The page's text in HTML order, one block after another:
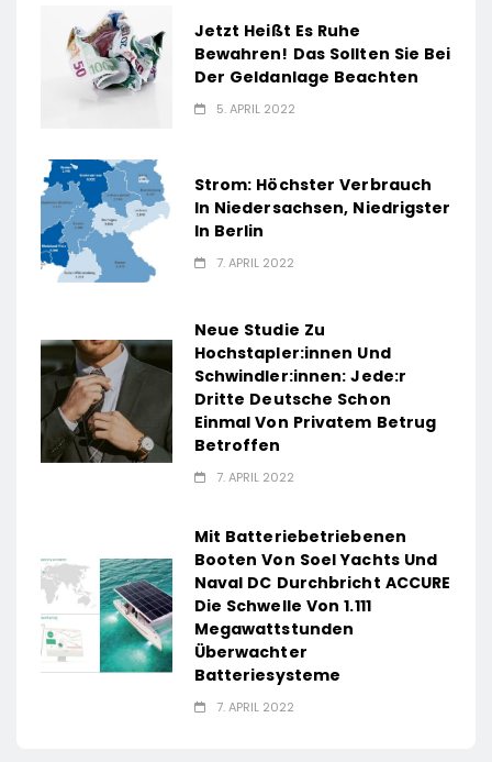
Jetzt Heißt Es Ruhe
Bewahren! Das Sollten Sie Bei
Der Geldanlage Beachten
5. APRIL 2022
Strom: Höchster Verbrauch
In Niedersachsen, Niedrigster
In Berlin
7. APRIL 2022
Neue Studie Zu
Hochstapler:innen Und
Schwindler:innen: Jede:r
Dritte Deutsche Schon
Einmal Von Privatem Betrug
Betroffen
7. APRIL 2022
Mit Batteriebetriebenen
Booten Von Soel Yachts Und
Naval DC Durchbricht ACCURE
Die Schwelle Von 1.111
Megawattstunden
Überwachter
Batteriesysteme
7. APRIL 2022